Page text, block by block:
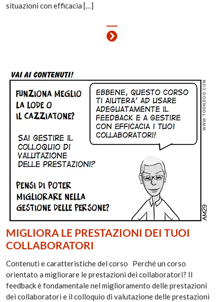
situazioni con efficacia […]
MIGLIORA LE PRESTAZIONI DEI TUOI
COLLABORATORI
Contenuti e caratteristiche del corso Perché un corso
orientato a migliorare le prestazioni dei collaboratori? Il
feedback è fondamentale nel miglioramento delle prestazioni
dei collaboratori e il colloquio di valutazione delle prestazioni